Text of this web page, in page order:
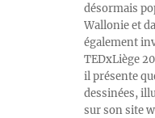
désormais
Wallonie et
également
TEDxLiège
il présente
dessinées,
sur son site